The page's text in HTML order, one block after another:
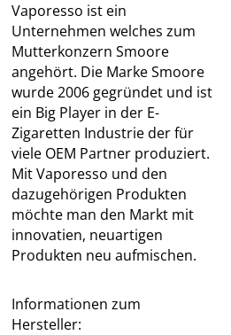
Vaporesso ist ein
Unternehmen welches zum
Mutterkonzern Smoore
angehört. Die Marke Smoore
wurde 2006 gegründet und ist
ein Big Player in der E-
Zigaretten Industrie der für
viele OEM Partner produziert.
Mit Vaporesso und den
dazugehörigen Produkten
möchte man den Markt mit
innovatien, neuartigen
Produkten neu aufmischen.
Informationen zum
Hersteller: